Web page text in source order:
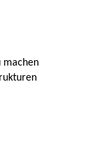
machen